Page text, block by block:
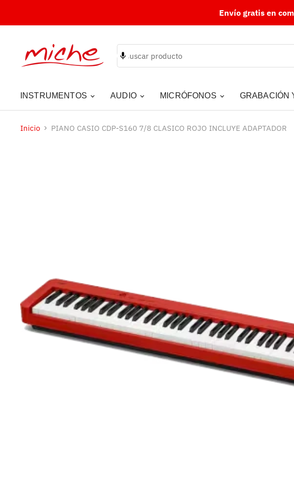
Envío gratis en
INSTRUMENTOS AUDIO MICRÓFONOS GRABACIÓN
Inicio PIANO CASIO CDP-S160 7/8 CLASICO ROJO INCLUYE ADAPTADOR